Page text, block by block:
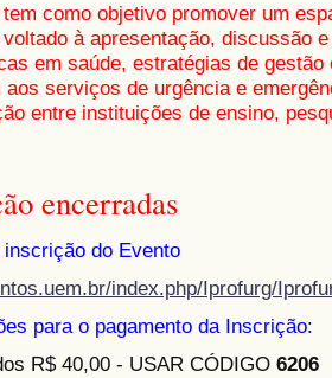
como objetivo promover um
à apresentação, discussão
em saúde, estratégias de
aos serviços de urgência e
entre instituições de ensino,
encerradas
inscrição do Evento
index.php/Iprofurg/
para o pagamento da Inscrição:
R$ 40,00 - USAR CÓDIGO 6206